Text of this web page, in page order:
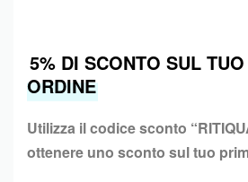
5% DI SCONTO SUL
ORDINE
Utilizza il codice sconto “
ottenere uno sconto sul tuo